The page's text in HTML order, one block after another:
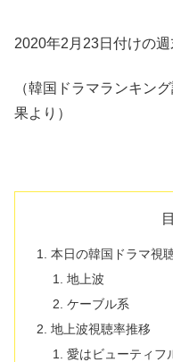
2020年2月23日付けの週
（韓国ドラマランキン
果より）
本日の韓国ドラマ視
地上波
ケーブル系
地上波視聴率推移
愛はビューティフ